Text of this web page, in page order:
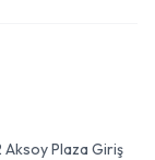
Aksoy Plaza Giriş